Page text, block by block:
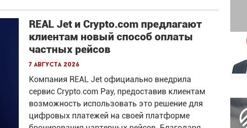
REAL Jet и Crypto.com предлагают
клиентам новый способ оплаты
частных рейсов
7 августа 2026
Компания REAL Jet официально внедрила
сервис Crypto.com Pay, предоставив клиентам
возможность использовать это решение для
цифровых платежей на своей платформе